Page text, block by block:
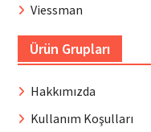
Viessman
Ürün Grupları
Hakkımızda
Kullanım Koşulları